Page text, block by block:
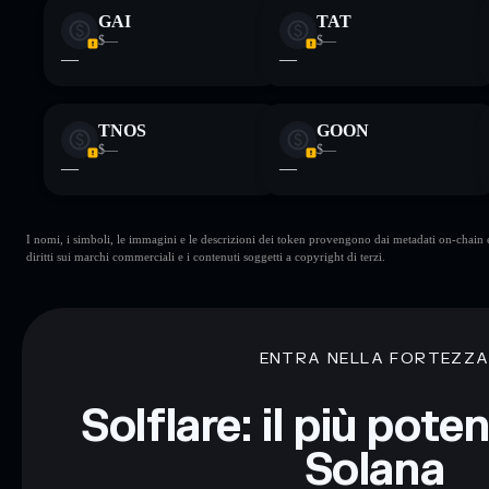
GAI
$—
—
TAT
$—
—
TNOS
$—
—
GOON
$—
—
I nomi, i simboli, le immagini e le descrizioni dei token provengono dai metadati on-
diritti sui marchi commerciali e i contenuti soggetti a copyright di terzi.
ENTRA NELLA FORTEZZA
Solflare: il più
Solana